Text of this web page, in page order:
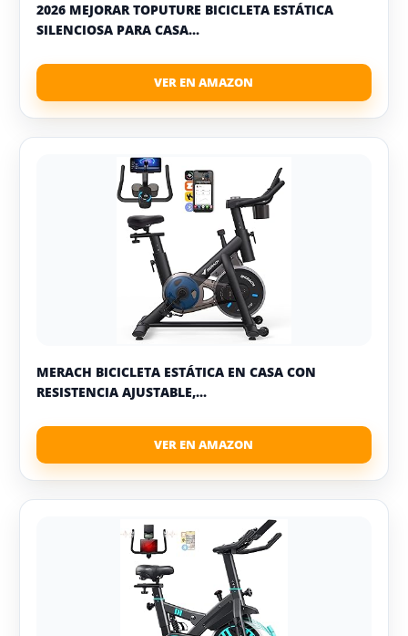
2026 MEJORAR TOPUTURE BICICLETA ESTÁTICA
SILENCIOSA PARA CASA...
MERACH BICICLETA ESTÁTICA EN CASA CON
RESISTENCIA AJUSTABLE,...